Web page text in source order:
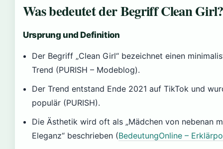
Was bedeutet der Begriff Clean Girl?
Ursprung und Definition
Der Begriff „Clean Girl“ bezeichnet einen
Trend (PURISH – Modeblog).
Der Trend entstand Ende 2021 auf TikTok und
populär (PURISH).
Die Ästhetik wird oft als „Mädchen von nebenan
Eleganz“ beschrieben (BedeutungOnline –